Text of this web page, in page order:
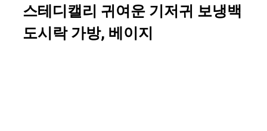
스테디캘리 귀여운 기저귀 보냉백
도시락 가방, 베이지